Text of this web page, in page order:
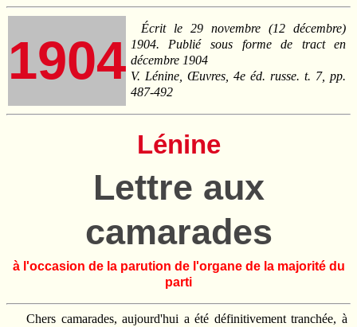
1904
Écrit le 29 novembre (12 décembre)
1904. Publié sous forme de tract en
décembre 1904
V. Lénine, Œuvres, 4e éd. russe. t. 7, pp.
487-492
Lénine
Lettre aux
camarades
à l'occasion de la parution de l'organe de la majorité du
parti
Chers camarades, aujourd'hui a été définitivement tranchée, à